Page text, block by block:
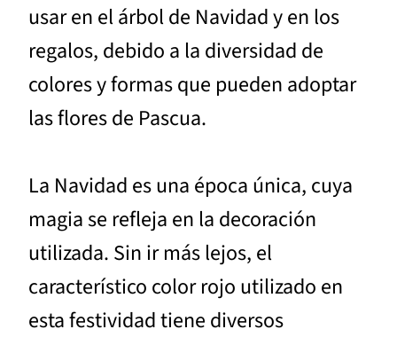
usar en el árbol de Navidad y en los
regalos, debido a la diversidad de
colores y formas que pueden adoptar
las flores de Pascua.
La Navidad es una época única, cuya
magia se refleja en la decoración
utilizada. Sin ir más lejos, el
característico color rojo utilizado en
esta festividad tiene diversos